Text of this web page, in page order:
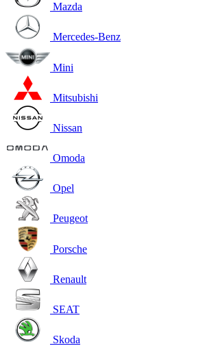
Mazda
Mercedes-Benz
Mini
Mitsubishi
Nissan
Omoda
Opel
Peugeot
Porsche
Renault
SEAT
Skoda